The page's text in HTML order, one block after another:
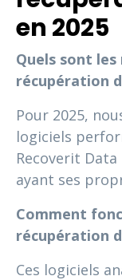
en 2025
Quels sont
récupération
Pour 2025,
logiciels
Recoverit Data
ayant ses
Comment
récupération
Ces logiciels